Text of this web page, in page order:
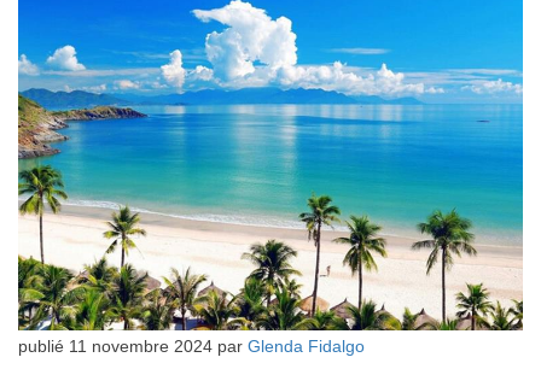
publié 11 novembre 2024 par Glenda Fidalgo